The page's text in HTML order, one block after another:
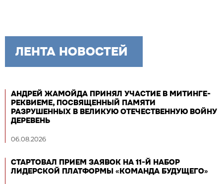
ЛЕНТА НОВОСТЕЙ
АНДРЕЙ ЖАМОЙДА ПРИНЯЛ УЧАСТИЕ В МИТИНГЕ-
РЕКВИЕМЕ, ПОСВЯЩЕННЫЙ ПАМЯТИ
РАЗРУШЕННЫХ В ВЕЛИКУЮ ОТЕЧЕСТВЕННУЮ ВОЙНУ
ДЕРЕВЕНЬ
06.08.2026
СТАРТОВАЛ ПРИЕМ ЗАЯВОК НА 11-Й НАБОР
ЛИДЕРСКОЙ ПЛАТФОРМЫ «КОМАНДА БУДУЩЕГО»